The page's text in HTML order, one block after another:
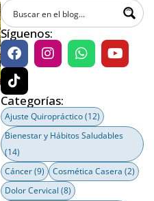
Síguenos:
Categorías:
Ajuste Quiropráctico(12)
Bienestar y Hábitos Saludables
(14)
Cáncer(9) Cosmética Casera (2)
Dolor Cervical (8)